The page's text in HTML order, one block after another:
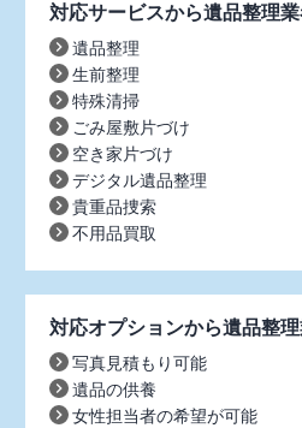
対応サービスから遺品整理
遺品整理
生前整理
特殊清掃
ごみ屋敷片づけ
空き家片づけ
デジタル遺品整理
貴重品捜索
不用品買取
対応オプションから遺品整
写真見積もり可能
遺品の供養
女性担当者の希望が可能